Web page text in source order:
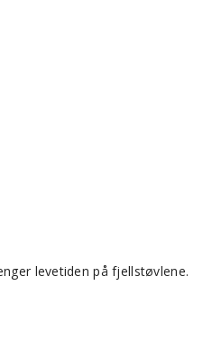
levetiden på fjellstøvlene.